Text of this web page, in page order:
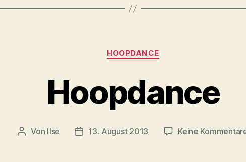
Kategorien
HOOPDANCE
Hoopdance
Beitragsautor
Von Ilse Beitragsdatum
13. August 2013 Keine